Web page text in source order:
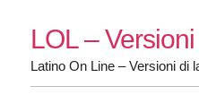
content
LOL –
Latino On Line – Versioni di